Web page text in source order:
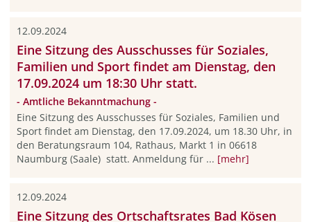
12.09.2024
Eine Sitzung des Ausschusses für Soziales,
Familien und Sport findet am Dienstag, den
17.09.2024 um 18:30 Uhr statt.
- Amtliche Bekanntmachung -
Eine Sitzung des Ausschusses für Soziales, Familien und
Sport findet am Dienstag, den 17.09.2024, um 18.30 Uhr, in
den Beratungsraum 104, Rathaus, Markt 1 in 06618
Naumburg (Saale) statt. Anmeldung für ... [mehr]
12.09.2024
Eine Sitzung des Ortschaftsrates Bad Kösen